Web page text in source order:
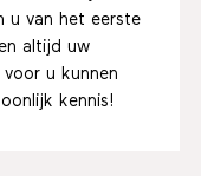
u van het eerste
altijd uw
u kunnen
kennis!